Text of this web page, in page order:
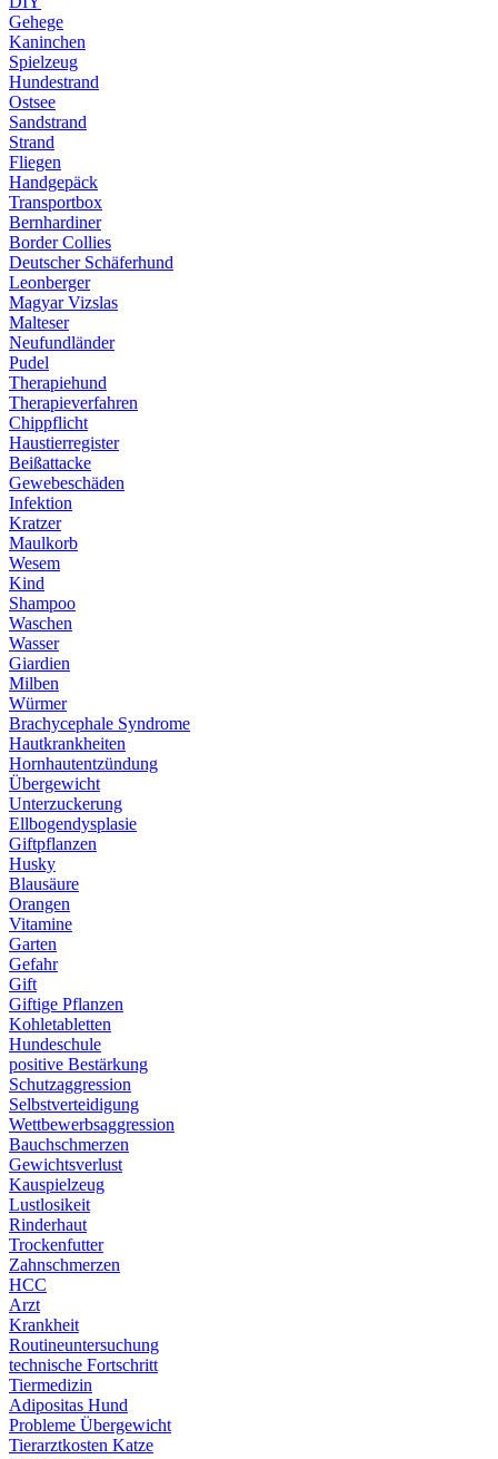
Gehege
Kaninchen
Spielzeug
Hundestrand
Ostsee
Sandstrand
Strand
Fliegen
Handgepäck
Transportbox
Bernhardiner
Border Collies
Deutscher Schäferhund
Leonberger
Magyar Vizslas
Malteser
Neufundländer
Pudel
Therapiehund
Therapieverfahren
Chippflicht
Haustierregister
Beißattacke
Gewebeschäden
Infektion
Kratzer
Maulkorb
Wesem
Kind
Shampoo
Waschen
Wasser
Giardien
Milben
Würmer
Brachycephale Syndrome
Hautkrankheiten
Hornhautentzündung
Übergewicht
Unterzuckerung
Ellbogendysplasie
Giftpflanzen
Husky
Blausäure
Orangen
Vitamine
Garten
Gefahr
Gift
Giftige Pflanzen
Kohletabletten
Hundeschule
positive Bestärkung
Schutzaggression
Selbstverteidigung
Wettbewerbsaggression
Bauchschmerzen
Gewichtsverlust
Kauspielzeug
Lustlosikeit
Rinderhaut
Trockenfutter
Zahnschmerzen
HCC
Arzt
Krankheit
Routineuntersuchung
technische Fortschritt
Tiermedizin
Adipositas Hund
Probleme Übergewicht
Tierarztkosten Katze